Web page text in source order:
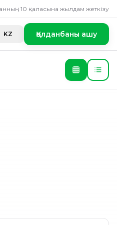
10 қаласына жылдам жеткізу
KZ Қолданбаны ашу